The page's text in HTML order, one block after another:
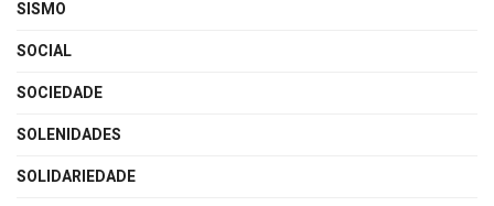
SISMO
SOCIAL
SOCIEDADE
SOLENIDADES
SOLIDARIEDADE